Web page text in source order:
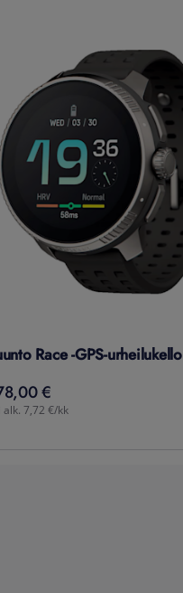
Race -GPS-urheilukello
€€
alk. 7,72 €/kk